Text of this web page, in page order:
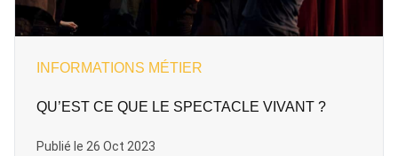
INFORMATIONS MÉTIER
QU’EST CE QUE LE SPECTACLE VIVANT ?
Publié le 26 Oct 2023